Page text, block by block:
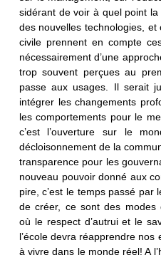
sidérant de voir à quel point
des nouvelles technologies,
civile prennent en compte
nécessairement d’une
trop souvent perçues au
passe aux usages. Il serait
intégrer les changements
les comportements pour le
c’est l’ouverture sur le
décloisonnement de la
transparence pour les
nouveau pouvoir donné aux
pire, c’est le temps passé par
de créer, ce sont des modes
où le respect d’autrui et le
l’école devra réapprendre nos
à vivre dans le monde réel! A